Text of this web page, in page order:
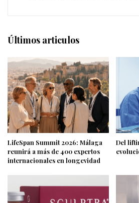
Últimos articulos
LifeSpan Summit 2026: Málaga
reunirá a más de 400 expertos
internacionales en longevidad
Del